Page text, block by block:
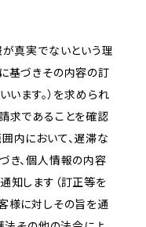
が真実でないという理
基づきその内容の訂
います。）を求められ
求であることを確認
内において、遅滞な
き、個人情報の内容
知します（訂正等を
様に対しその旨を通